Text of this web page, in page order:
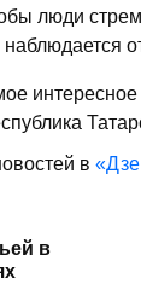
люди
интересное
в
в